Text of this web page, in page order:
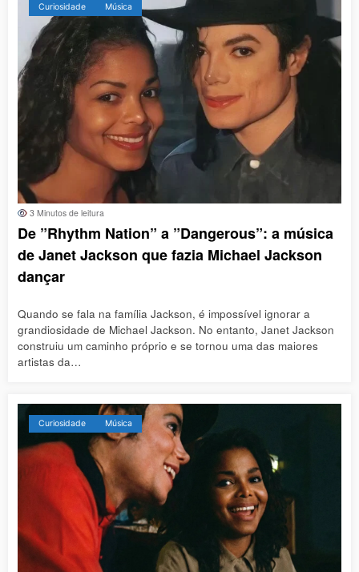
Curiosidade Música
3 Minutos de leitura
De ”Rhythm Nation” a ”Dangerous”: a música
de Janet Jackson que fazia Michael Jackson
dançar
Quando se fala na família Jackson, é impossível ignorar a
grandiosidade de Michael Jackson. No entanto, Janet Jackson
construiu um caminho próprio e se tornou uma das maiores
artistas da…
Curiosidade Música